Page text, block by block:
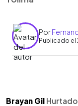
Por
Publicado el
►
Brayan Gil